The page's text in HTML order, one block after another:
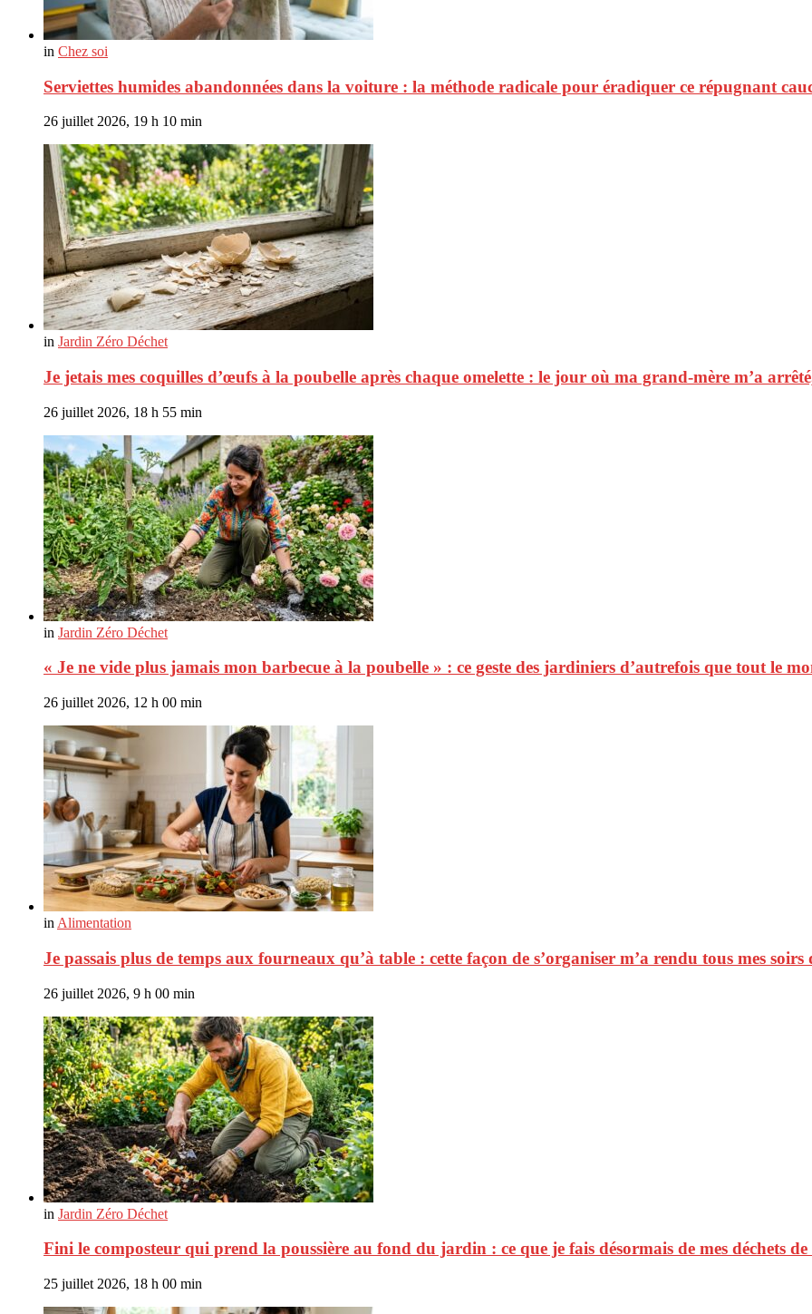
in Chez soi
Serviettes humides abandonnées dans la voiture : la méthode radicale pour éradiquer ce répugnant
26 juillet 2026, 19 h 10 min
in Jardin Zéro Déchet
Je jetais mes coquilles d’œufs à la poubelle après chaque omelette : le jour où ma grand-mère m’a
26 juillet 2026, 18 h 55 min
in Jardin Zéro Déchet
« Je ne vide plus jamais mon barbecue à la poubelle » : ce geste des jardiniers d’autrefois que tout le
26 juillet 2026, 12 h 00 min
in Alimentation
Je passais plus de temps aux fourneaux qu’à table : cette façon de s’organiser m’a rendu tous mes soirs
26 juillet 2026, 9 h 00 min
in Jardin Zéro Déchet
Fini le composteur qui prend la poussière au fond du jardin : ce que je fais désormais de mes déchets
25 juillet 2026, 18 h 00 min